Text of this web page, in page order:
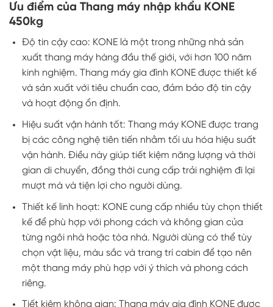
Ưu điểm của Thang máy nhập khẩu KONE
450kg
Độ tin cậy cao: KONE là một trong những nhà sản
xuất thang máy hàng đầu thế giới, với hơn 100 năm
kinh nghiệm. Thang máy gia đình KONE được thiết kế
và sản xuất với tiêu chuẩn cao, đảm bảo độ tin cậy
và hoạt động ổn định.
Hiệu suất vận hành tốt: Thang máy KONE được trang
bị các công nghệ tiên tiến nhằm tối ưu hóa hiệu suất
vận hành. Điều này giúp tiết kiệm năng lượng và thời
gian di chuyển, đồng thời cung cấp trải nghiệm đi lại
mượt mà và tiện lợi cho người dùng.
Thiết kế linh hoạt: KONE cung cấp nhiều tùy chọn thiết
kế để phù hợp với phong cách và không gian của
từng ngôi nhà hoặc tòa nhà. Người dùng có thể tùy
chọn vật liệu, màu sắc và trang trí cabin để tạo nên
một thang máy phù hợp với ý thích và phong cách
riêng.
Tiết kiệm không gian: Thang máy gia đình KONE được